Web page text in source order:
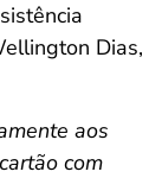
Dias,
aos
com